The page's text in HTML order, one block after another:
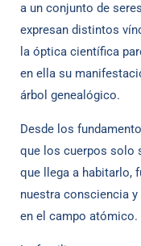
a un conjunto de
expresan distintos
la óptica científica
en ella su
árbol genealógico.
Desde los
que los cuerpos solo
que llega a habitarlo,
nuestra consciencia
en el campo atómico.